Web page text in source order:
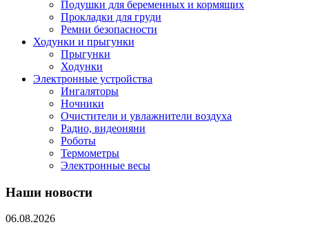
Подушки для беременных и кормящих
Прокладки для груди
Ремни безопасности
Ходунки и прыгунки
Прыгунки
Ходунки
Электронные устройства
Ингаляторы
Ночники
Очистители и увлажнители воздуха
Радио, видеоняни
Роботы
Термометры
Электронные весы
Наши новости
06.08.2026